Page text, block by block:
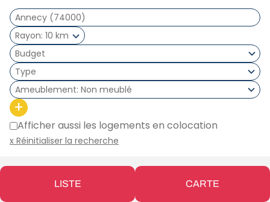
Rayon 10 km
Type
Ameublement Non meublé
+
Afficher aussi les logements en colocation
x Réinitialiser la recherche
LISTE CARTE